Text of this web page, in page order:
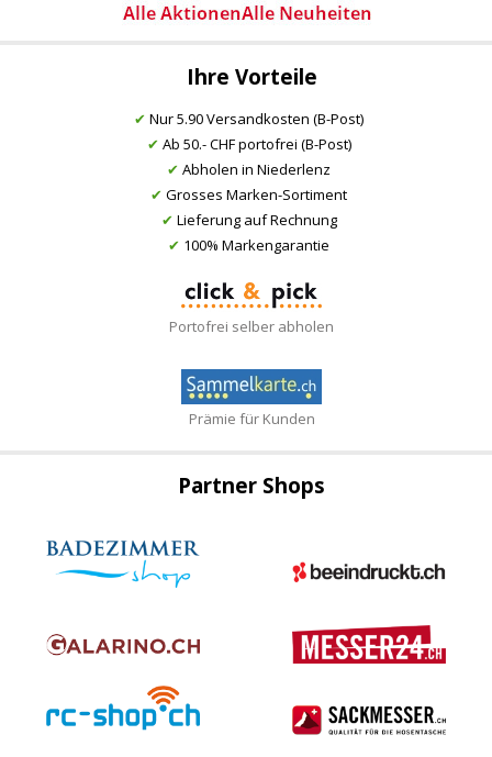
Ihre Vorteile
✔ Nur 5.90 Versandkosten (B-Post)
✔ Ab 50.- CHF portofrei (B-Post)
✔ Abholen in Niederlenz
✔ Grosses Marken-Sortiment
✔ Lieferung auf Rechnung
✔ 100% Markengarantie
Portofrei selber abholen
Prämie für Kunden
Partner Shops